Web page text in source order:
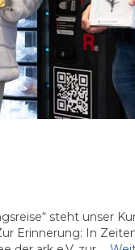
steht unser
Erinnerung: In